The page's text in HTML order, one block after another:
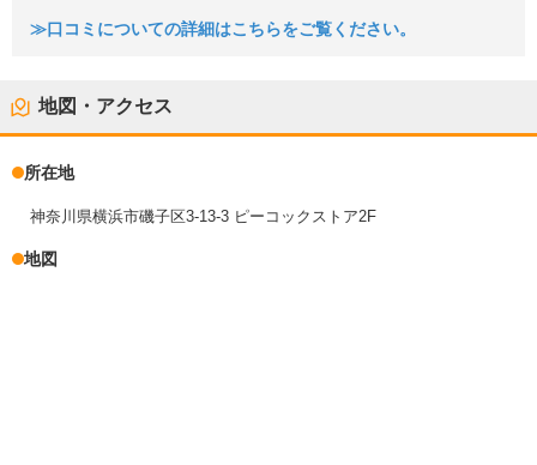
≫口コミについての詳細はこちらをご覧ください。
地図・アクセス
所在地
神奈川県横浜市磯子区3-13-3 ピーコックストア2F
地図